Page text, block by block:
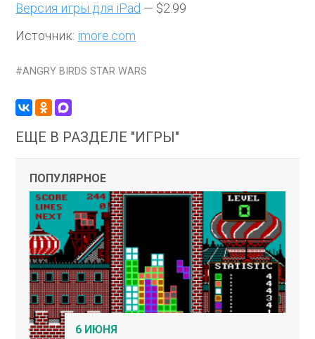
Версия игры для iPad — $2.99
Источник: imore.com
ANGRY BIRDS STAR WARS
ЕЩЕ В РАЗДЕЛЕ "ИГРЫ"
ПОПУЛЯРНОЕ
6 ИЮНЯ